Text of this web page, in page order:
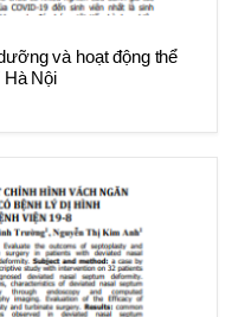
và hoạt động thể
Nội